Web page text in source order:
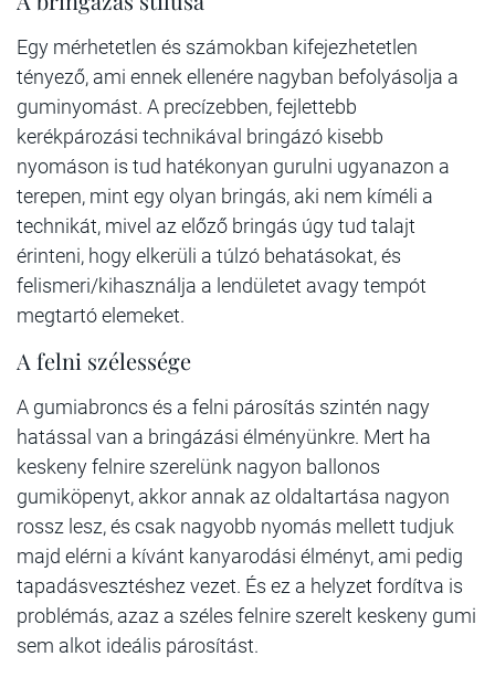
Egy mérhetetlen és számokban kifejezhetetlen
tényező, ami ennek ellenére nagyban befolyásolja a
guminyomást. A precízebben, fejlettebb
kerékpározási technikával bringázó kisebb
nyomáson is tud hatékonyan gurulni ugyanazon a
terepen, mint egy olyan bringás, aki nem kíméli a
technikát, mivel az előző bringás úgy tud talajt
érinteni, hogy elkerüli a túlzó behatásokat, és
felismeri/kihasználja a lendületet avagy tempót
megtartó elemeket.
A felni szélessége
A gumiabroncs és a felni párosítás szintén nagy
hatással van a bringázási élményünkre. Mert ha
keskeny felnire szerelünk nagyon ballonos
gumiköpenyt, akkor annak az oldaltartása nagyon
rossz lesz, és csak nagyobb nyomás mellett tudjuk
majd elérni a kívánt kanyarodási élményt, ami pedig
tapadásvesztéshez vezet. És ez a helyzet fordítva is
problémás, azaz a széles felnire szerelt keskeny gumi
sem alkot ideális párosítást.